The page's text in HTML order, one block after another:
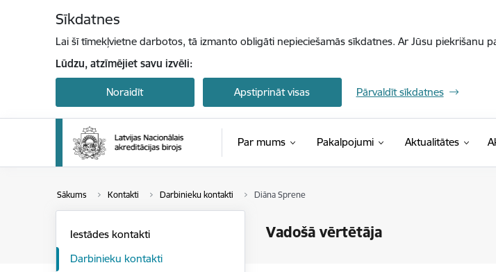
Sīkdatnes
Lai šī tīmekļvietne darbotos, tā izmanto obligāti nepieciešamās sīkdatnes. Ar Jūsu piekrišanu
Lūdzu, atzīmējiet savu izvēli:
Noraidīt Apstiprināt visas Pārvaldīt sīkdatnes
Par mums Pakalpojumi Aktualitātes
Sākums Kontakti Darbinieku kontakti Diāna Sprene
Vadošā vērtētāja
Iestādes kontakti
Darbinieku kontakti